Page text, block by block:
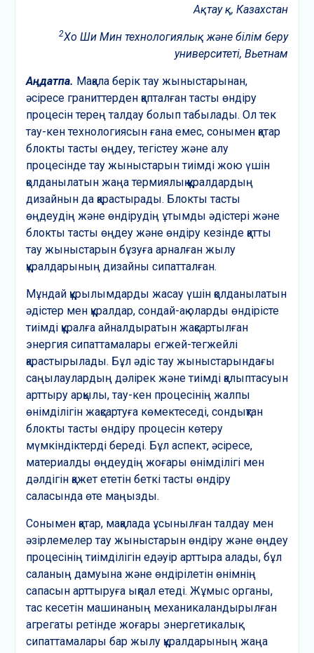
Ақтау қ, Казахстан
2Хо Ши Мин технологиялық және білім беру
университеті, Вьетнам
Аңдатпа. Мақала берік тау жыныстарынан,
әсіресе граниттерден қапталған тасты өндіру
процесін терең талдау болып табылады. Ол тек
тау-кен технологиясын ғана емес, сонымен қатар
блокты тасты өңдеу, тегістеу және алу
процесінде тау жыныстарын тиімді жою үшін
қолданылатын жаңа термиялық құралдардың
дизайнын да қарастырады. Блокты тасты
өңдеудің және өндірудің ұтымды әдістері және
блокты тасты өңдеу және өндіру кезінде қатты
тау жыныстарын бұзуға арналған жылу
құралдарының дизайны сипатталған.
Мұндай құрылымдарды жасау үшін қолданылатын
әдістер мен құралдар, сондай-ақ оларды өндірісте
тиімді құралға айналдыратын жақсартылған
энергия сипаттамалары егжей-тегжейлі
қарастырылады. Бұл әдіс тау жыныстарындағы
саңылаулардың дәлірек және тиімді қалыптасуын
арттыру арқылы, тау-кен процесінің жалпы
өнімділігін жақсартуға көмектеседі, сондықтан
блокты тасты өндіру процесін көтеру
мүмкіндіктерді береді. Бұл аспект, әсіресе,
материалды өңдеудің жоғары өнімділігі мен
дәлдігін қажет ететін беткі тасты өндіру
саласында өте маңызды.
Сонымен қатар, мақалада ұсынылған талдау мен
әзірлемелер тау жыныстарын өндіру және өңдеу
процесінің тиімділігін едәуір арттыра алады, бұл
саланың дамуына және өндірілетін өнімнің
сапасын арттыруға ықпал етеді. Жұмыс органы,
тас кесетін машинаның механикаландырылған
агрегаты ретінде жоғары энергетикалық
сипаттамалары бар жылу құралдарының жаңа